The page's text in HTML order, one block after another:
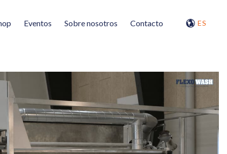
Eventos Sobre nosotros Contacto ES